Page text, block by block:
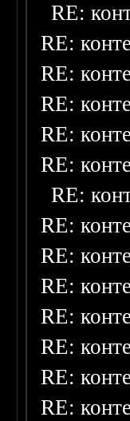
RE:
RE:
RE:
RE:
RE:
RE:
RE:
RE:
RE:
RE:
RE:
RE:
RE:
RE: